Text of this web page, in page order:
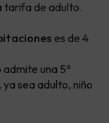
tarifa de adulto.
es de 4
una 5ª
sea adulto, niño